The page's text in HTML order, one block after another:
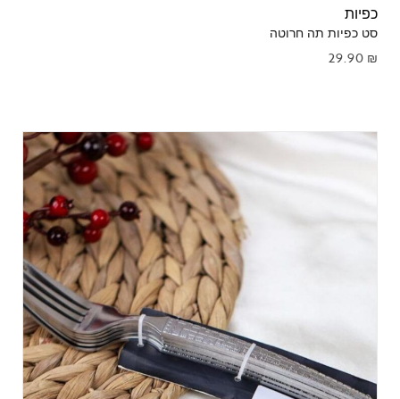
כפיות
סט כפיות תה חרוטה
29.90 ₪